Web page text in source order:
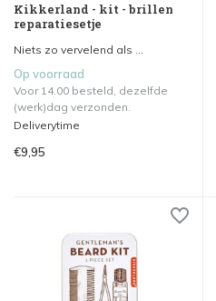
Kikkerland - kit - brillen
reparatiesetje
Niets zo vervelend als ...
Op voorraad
Voor 14.00 besteld, dezelfde
(werk)dag verzonden.
Deliverytime
€9,95